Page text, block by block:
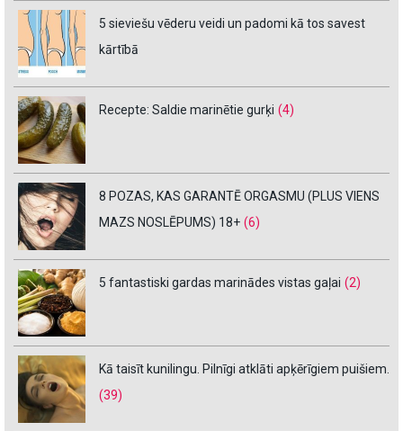
5 sieviešu vēderu veidi un padomi kā tos savest
kārtībā
Recepte: Saldie marinētie gurķi (4)
8 POZAS, KAS GARANTĒ ORGASMU (PLUS VIENS
MAZS NOSLĒPUMS) 18+ (6)
5 fantastiski gardas marinādes vistas gaļai (2)
Kā taisīt kunilingu. Pilnīgi atklāti apķērīgiem puišiem.
(39)